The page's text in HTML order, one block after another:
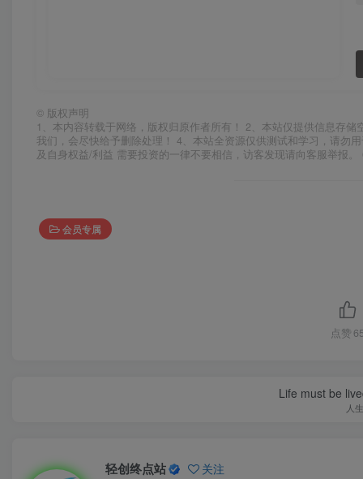
© 版权声明
1、本内容转载于网络，版权归原作者所有！ 2、本站仅提供信息存
我们，会尽快给予删除处理！ 4、本站全资源仅供测试和学习，请勿
及自身权益/利益 需要投资的一律不要相信，访客发现请向客服举报
会员专属
点赞
Life must be
人
轻创终点站 关注